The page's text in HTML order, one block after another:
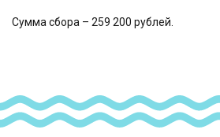
Сумма сбора – 259 200 рублей.